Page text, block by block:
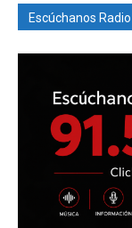
Escúchanos